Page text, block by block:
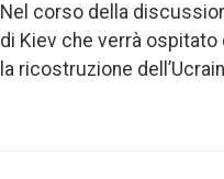
Nel corso della
di Kiev che verrà ospitato
la ricostruzione